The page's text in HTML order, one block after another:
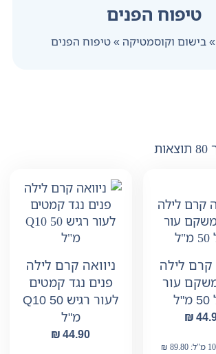
טיפוח הפנים
»בישום וקוסמטיקה »טיפוח הפנים
קרם לילה
עור
₪
₪ 89.80
ניוואה קרם לילה
פנים נגד קמטים
לעור רגיש Q10 50
מ"ל
₪44.90